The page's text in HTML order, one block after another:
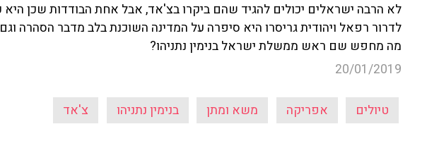
לא הרבה ישראלים יכולים להגיד שהם ביקרו בצ'אד, אבל אחת הבודדות שכן
לדרור רפאל ויהודית גריסרו היא סיפרה על המדינה השוכנת בלב מדבר הסהרה
מה מחפש שם ראש ממשלת ישראל בנימין נתניהו?
20/01/2019
טיולים אפריקה משא ומתן בנימין נתניהו צ'אד